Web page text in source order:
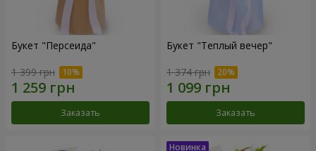
Букет "Персеида"
1 399 грн
Заказать
Букет "Теплый вечер"
1 374 грн
Заказать